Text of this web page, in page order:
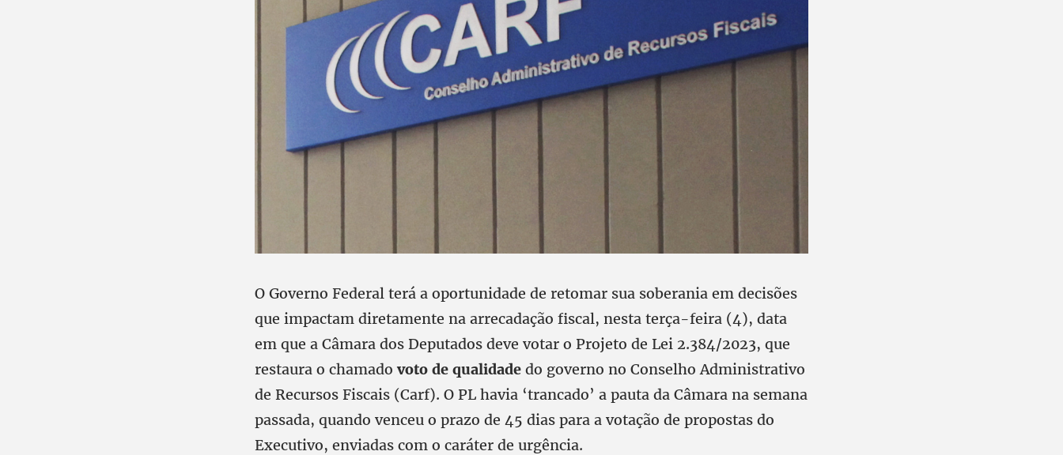
O Governo Federal terá a oportunidade de retomar sua soberania em decisões
que impactam diretamente na arrecadação fiscal, nesta terça-feira (4), data
em que a Câmara dos Deputados deve votar o Projeto de Lei 2.384/2023, que
restaura o chamadovoto de qualidade do governo no Conselho Administrativo
de Recursos Fiscais (Carf). O PL havia ‘trancado’ a pauta da Câmara na semana
passada, quando venceu o prazo de 45 dias para a votação de propostas do
Executivo, enviadas com o caráter de urgência.